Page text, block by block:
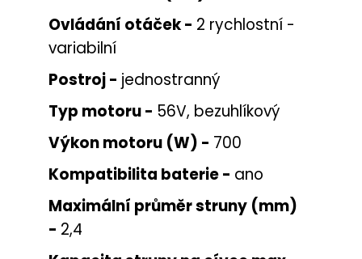
Ovládání otáček - 2 rychlostní -
variabilní
Postroj - jednostranný
Typ motoru - 56V, bezuhlíkový
Výkon motoru (W) - 700
Kompatibilita baterie - ano
Maximální průměr struny (mm)
- 2,4